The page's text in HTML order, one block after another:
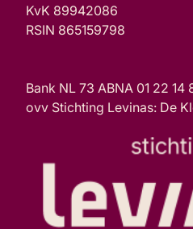
KvK 89942086
RSIN 865159798
Bank NL 73 ABNA 01 22 14
ovv Stichting Levinas: De